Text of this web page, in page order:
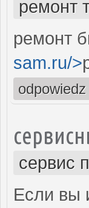
ремонт
ремонт
sam.ru/>
odpowiedz
сервис
Если вы